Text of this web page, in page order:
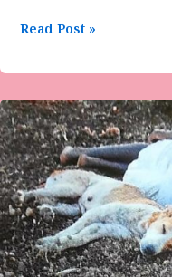
Read Post »
ನನ್ನೊಡೆಯನ
ಕಾವಲುಗಾರ
ನಾನು